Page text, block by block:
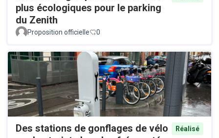
plus écologiques pour le parking
du Zenith
Proposition officielle 0
Des stations de gonflages de vélo
Réalisé